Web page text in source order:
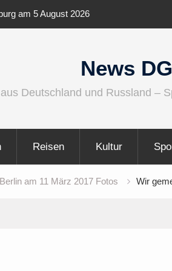
am 5 August 2026
vielfältiger
News DG
Deutschland und Russland –
Reisen Kultur
am 11 März 2017 Fotos Wir